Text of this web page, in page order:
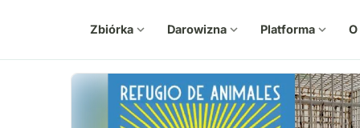
Zbiórka expand_more Darowizna expand_more Platforma expand_more